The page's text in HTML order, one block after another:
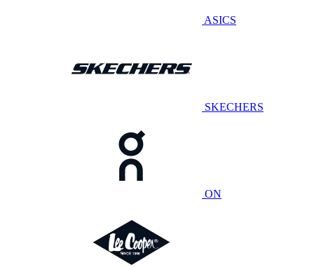
ASICS
SKECHERS
ON